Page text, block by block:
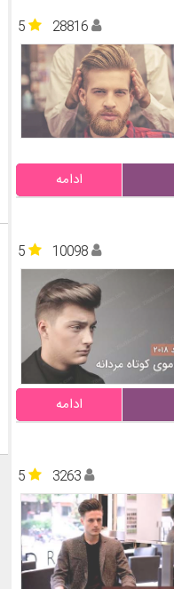
5
28816
ادامه
5
10098
ادامه
5
3263